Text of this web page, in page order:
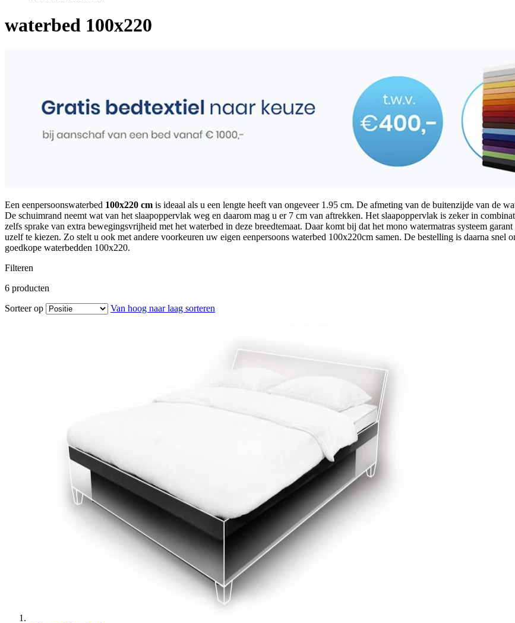
waterbed 100x220
Een eenpersoonswaterbed 100x220 cm is ideaal als u een lengte heeft van ongeveer 1.95 cm. De afmeting van de buitenzijde van de
De schuimrand neemt wat van het slaapoppervlak weg en daarom mag u er 7 cm van aftrekken. Het slaapoppervlak is zeker in
zelfs sprake van extra bewegingsvrijheid met het waterbed in deze breedtemaat. Daar komt bij dat het mono watermatras systeem
uzelf te kiezen. Zo stelt u ook met andere voorkeuren uw eigen eenpersoons waterbed 100x220cm samen. De bestelling is daarna
goedkope waterbedden 100x220.
Filteren
6 producten
Sorteer op
Van hoog naar laag sorteren